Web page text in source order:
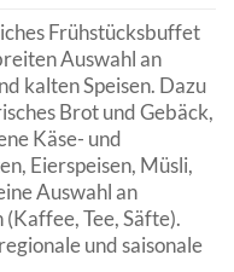
Frühstücksbuffet
Auswahl an
kalten Speisen. Dazu
Brot und Gebäck,
Käse- und
Eierspeisen, Müsli,
Auswahl an
Tee, Säfte).
und saisonale